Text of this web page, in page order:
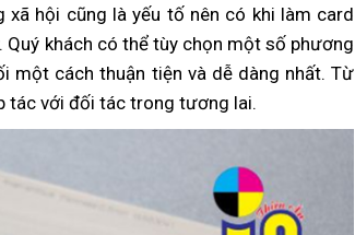
hội cũng là yếu tố nên có khi làm card
khách có thể tùy chọn một số phương
một cách thuận tiện và dễ dàng nhất. Từ
tác với đối tác trong tương lai.